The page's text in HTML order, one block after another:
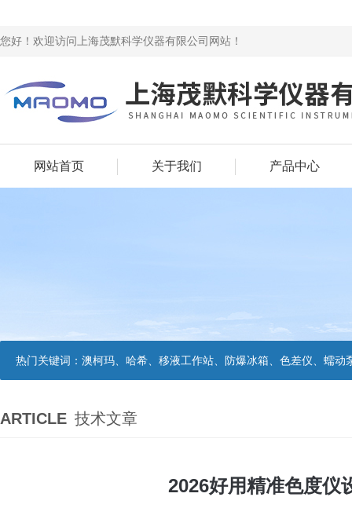
您好！欢迎访问上海茂默科学仪器有限公司网站！
网站首页 关于我们 产品中心
热门关键词： 澳柯玛、哈希、移液工作站、防爆冰箱、色差仪、蠕动
ARTICLE 技术文章
2026好用精准色度仪